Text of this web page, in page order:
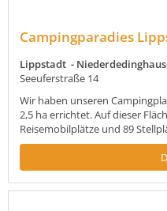
Campingparadies
Lippstadt -
Seeuferstraße 14
Wir haben unseren
2,5 ha errichtet. Auf dieser
Reisemobilplätze und 89